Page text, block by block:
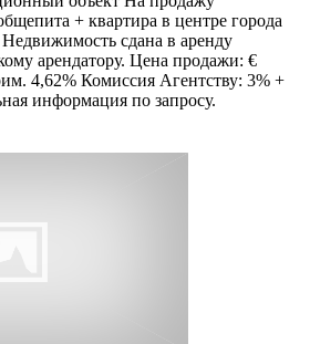
+ квартира в центре города
сдана в аренду
арендатору. Цена продажи: €
4,62% Комиссия Агентству: 3% +
информация по запросу.